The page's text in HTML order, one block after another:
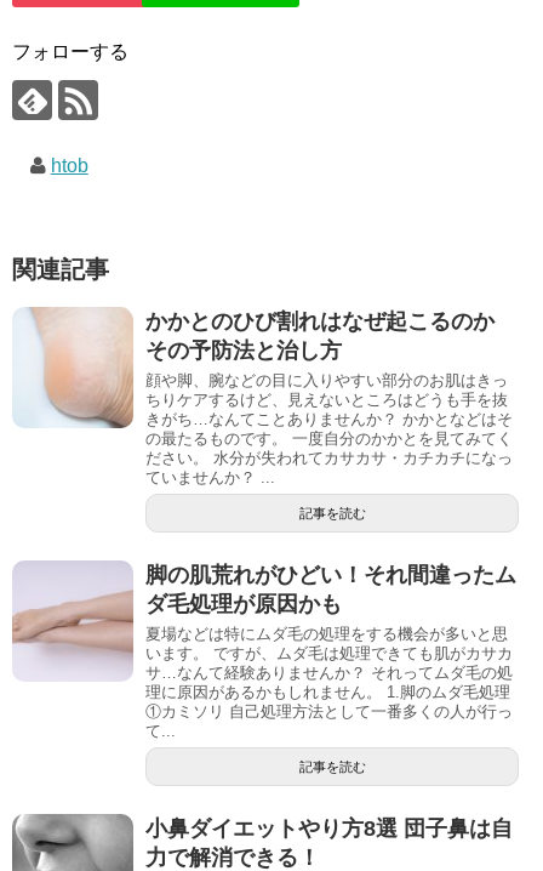
フォローする
htob
関連記事
かかとのひび割れはなぜ起こるのか
その予防法と治し方
顔や脚、腕などの目に入りやすい部分のお肌はきっ
ちりケアするけど、見えないところはどうも手を抜
きがち…なんてことありませんか？ かかとなどはそ
の最たるものです。 一度自分のかかとを見てみてく
ださい。 水分が失われてカサカサ・カチカチになっ
ていませんか？ ...
記事を読む
脚の肌荒れがひどい！それ間違ったム
ダ毛処理が原因かも
夏場などは特にムダ毛の処理をする機会が多いと思
います。 ですが、ムダ毛は処理できても肌がカサカ
サ…なんて経験ありませんか？ それってムダ毛の処
理に原因があるかもしれません。 1.脚のムダ毛処理
①カミソリ 自己処理方法として一番多くの人が行っ
て...
記事を読む
小鼻ダイエットやり方8選 団子鼻は自
力で解消できる！